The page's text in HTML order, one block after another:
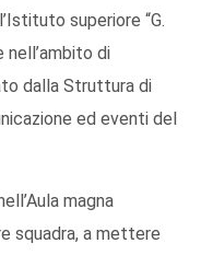
superiore “G.
nell’ambito di
dalla Struttura di
ed eventi del
magna
squadra, a mettere